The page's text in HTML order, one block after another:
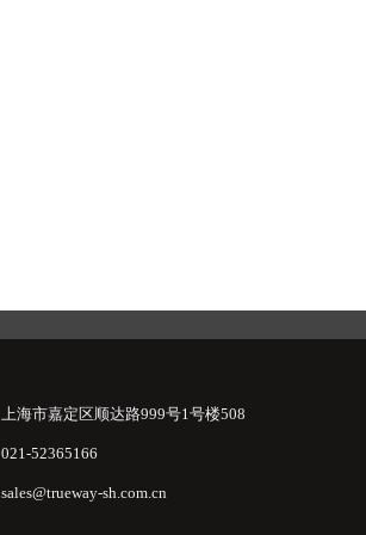
上海市嘉定区顺达路999号1号楼508
021-52365166
sales@trueway-sh.com.cn